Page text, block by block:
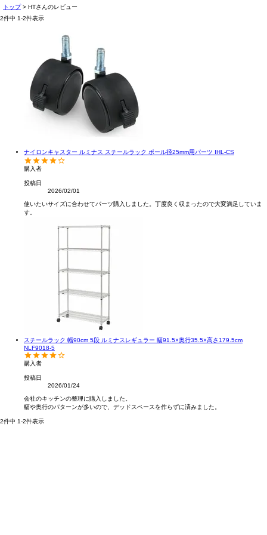
トップ
HTさんのレビュー
2件中 1-2件表示
ナイロンキャスター ルミナス スチールラック ポール径25mm用パーツ IHL-CS
購入者
投稿日
2026/02/01
使いたいサイズに合わせてパーツ購入しました。丁度良く収まったので大変満足していま
す。
スチールラック 幅90cm 5段 ルミナスレギュラー 幅91.5×奥行35.5×高さ179.5cm
NLF9018-5
購入者
投稿日
2026/01/24
会社のキッチンの整理に購入しました。
幅や奥行のパターンが多いので、デッドスペースを作らずに済みました。
2件中 1-2件表示